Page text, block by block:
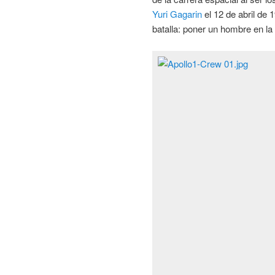
Yuri Gagarinel 12 de abril de
batalla: poner un hombre en